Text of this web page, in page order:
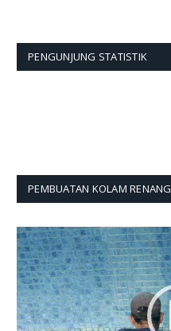
PENGUNJUNG STATISTIK
PEMBUATAN KOLAM RENANG
Pemutar
Video